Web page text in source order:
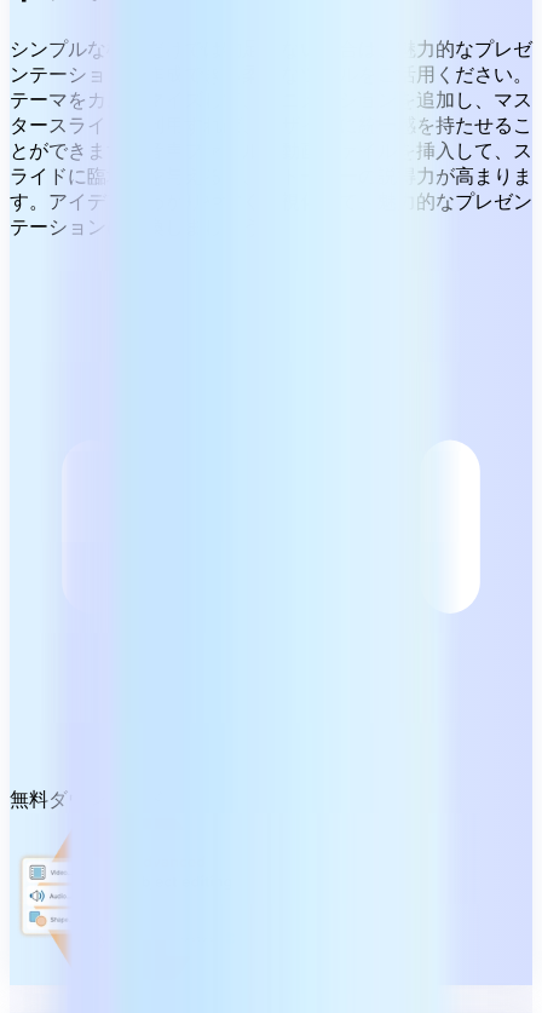
シンプルな機能だけでは物足りない場合は、魅力的なプレゼ
ンテーションを作成できる柔軟なツールをご活用ください。
テーマをカスタマイズして、アニメーションを追加し、マス
タースライドを利用すれば、デザインに統一感を持たせるこ
とができます。音声ファイルや動画ファイルを挿入して、ス
ライドに臨場感を与えると、ストーリーの説得力が高まりま
す。アイデアをわかりやすく可視化して、魅力的なプレゼン
テーションに転換しましょう。
無料ダウンロード